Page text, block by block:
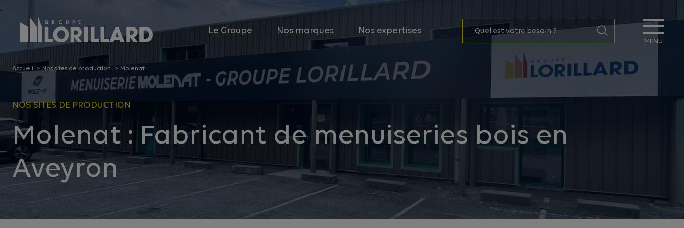
Le Groupe Nos marques Nos expertises
MENU
Accueil Nos sites de production Molenat
NOS SITES DE PRODUCTION
Molenat : Fabricant de menuiseries bois en
Aveyron